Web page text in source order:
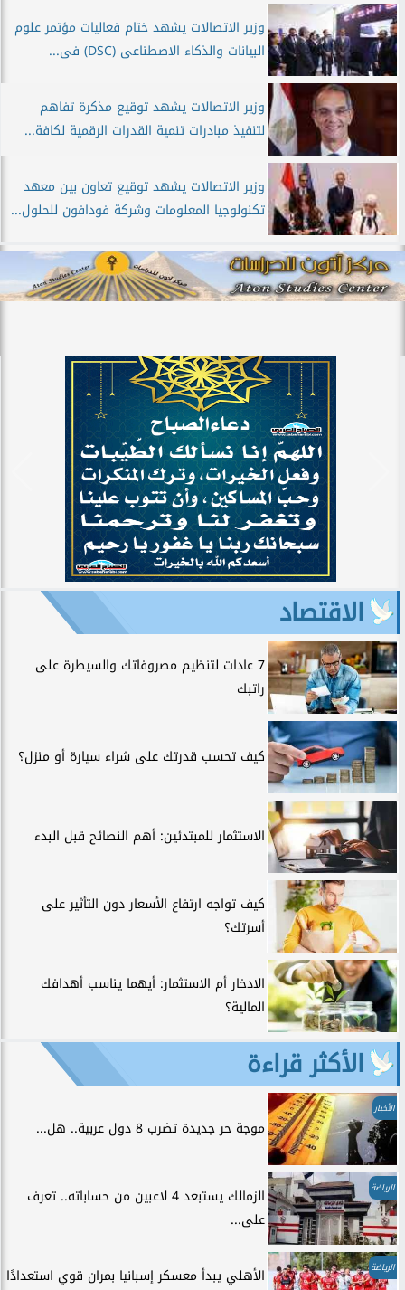
وزير الاتصالات يشهد ختام فعاليات مؤتمر علوم
البيانات والذكاء الاصطناعى (DSC) فى...
وزير الاتصالات يشهد توقيع مذكرة تفاهم
لتنفيذ مبادرات تنمية القدرات الرقمية لكافة...
وزير الاتصالات يشهد توقيع تعاون بين معهد
تكنولوجيا المعلومات وشركة فودافون للحلول...
الاقتصاد
7 عادات لتنظيم مصروفاتك والسيطرة على
راتبك
كيف تحسب قدرتك على شراء سيارة أو منزل؟
الاستثمار للمبتدئين: أهم النصائح قبل البدء
كيف تواجه ارتفاع الأسعار دون التأثير على
أسرتك؟
الادخار أم الاستثمار: أيهما يناسب أهدافك
المالية؟
الأكثر قراءة
الأخبار
موجة حر جديدة تضرب 8 دول عربية.. هل...
الرياضة
الزمالك يستبعد 4 لاعبين من حساباته.. تعرف
على...
الرياضة
الأهلي يبدأ معسكر إسبانيا بمران قوي استعدادًا